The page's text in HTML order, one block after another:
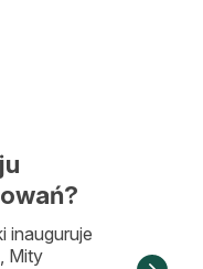
inauguruje
Mity